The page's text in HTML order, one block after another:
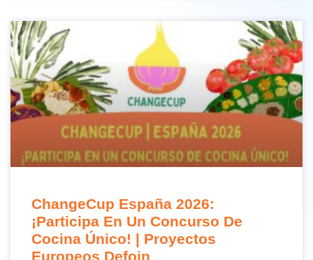
ChangeCup España 2026:
¡Participa En Un Concurso De
Cocina Único! | Proyectos
Europeos Defoin